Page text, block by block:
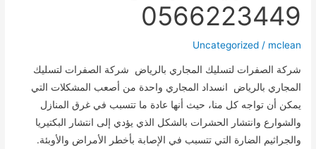
0566223449
Uncategorized/ mclean
شركة الصفرات لتسليك المجاري بالرياض شركة الصفرات لتسليك
المجاري بالرياض انسداد المجاري واحدة من أصعب المشكلات التي
يمكن أن تواجه كل منا، حيث أنها عادة ما تتسبب في غرق المنازل
والشوارع وانتشار الحشرات بالشكل الذي يؤدي إلى انتشار البكتيريا
والجراثيم الضارة التي تتسبب في الإصابة بأخطر الأمراض والأوبئة.